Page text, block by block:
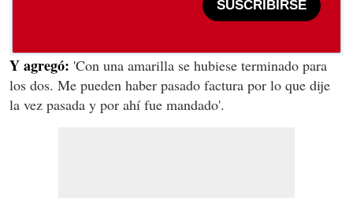
SUSCRIBIRSE
Y agregó: 'Con una amarilla se hubiese terminado para
los dos. Me pueden haber pasado factura por lo que dije
la vez pasada y por ahí fue mandado'.